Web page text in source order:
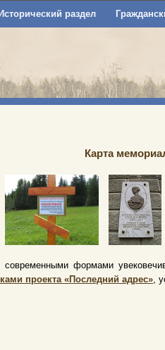
Исторический раздел
Карта
формами
проекта «Последний адрес»,